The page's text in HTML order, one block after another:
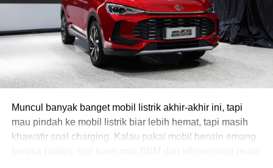
Muncul banyak banget mobil listrik akhir-akhir ini, tapi
mau pindah ke mobil listrik biar lebih hemat, tapi masih
khawatir soal charging. Kalau pakai mobil bensin emang